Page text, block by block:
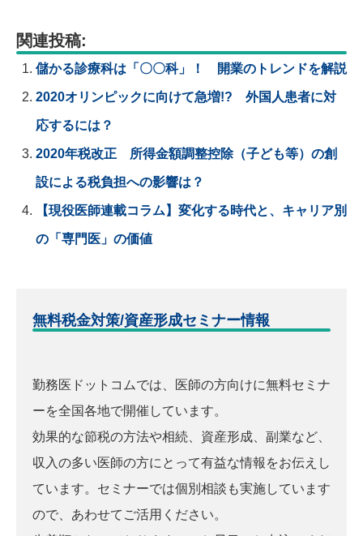
関連投稿:
儲かる診療科は「〇〇科」！ 開業のトレンドを解説
2020オリンピックに向けて急増!? 外国人患者に対
応するには？
2020年税改正 所得金額調整控除（子ども等）の創
設による税負担への影響は？
【現役医師連載コラム】変化する時代と、キャリア別
の「専門医」の価値
無料税金対策/資産形成セミナー情報
勤務医ドットコムでは、医師の方向けに無料セミナ
ーを全国各地で開催しています。
効果的な節税の方法や相続、資産形成、副業など、
収入の多い医師の方にとって有益な情報をお伝えし
ています。セミナーでは個別相談も実施しています
ので、あわせてご活用ください。